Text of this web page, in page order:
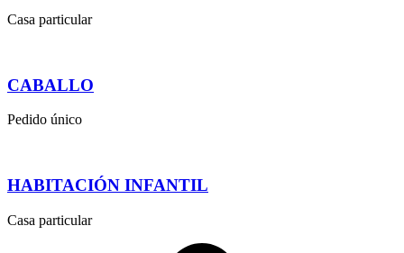
Casa particular
CABALLO
Pedido único
HABITACIÓN INFANTIL
Casa particular